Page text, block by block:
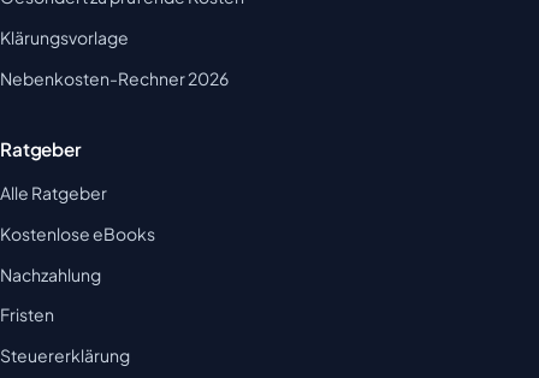
Klärungsvorlage
Nebenkosten-Rechner 2026
Ratgeber
Alle Ratgeber
Kostenlose eBooks
Nachzahlung
Fristen
Steuererklärung